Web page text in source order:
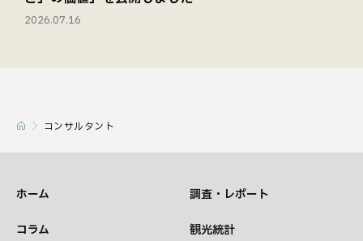
2026.07.16
コンサルタント
ホーム 調査・レポート
コラム 観光統計